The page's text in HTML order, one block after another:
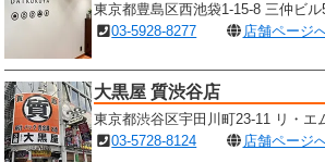
東京都豊島区西池袋1-15-8 三仲ビル
03-5928-8277
店舗ページ
大黒屋 質渋谷店
東京都渋谷区宇田川町23-11 リ・エ
03-5728-8124
店舗ページ